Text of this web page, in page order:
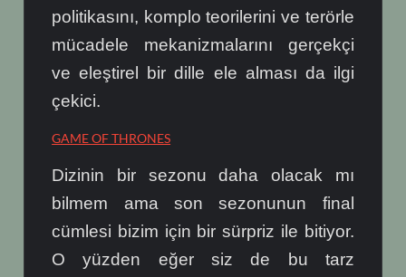
politikasını, komplo teorilerini ve terörle
mücadele mekanizmalarını gerçekçi
ve eleştirel bir dille ele alması da ilgi
çekici.
GAME OF THRONES
Dizinin bir sezonu daha olacak mı
bilmem ama son sezonunun final
cümlesi bizim için bir sürpriz ile bitiyor.
O yüzden eğer siz de bu tarz